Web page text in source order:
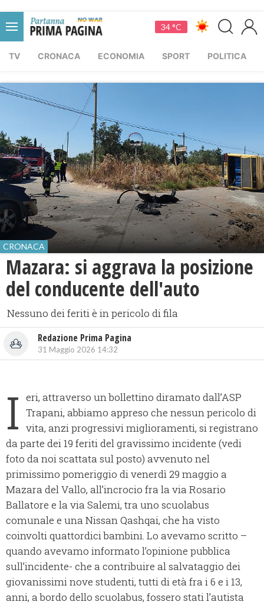
34 °C
TV CRONACA ECONOMIA SPORT POLITICA
CRONACA
Mazara: si aggrava la posizione
del conducente dell'auto
Nessuno dei feriti è in pericolo di fila
Redazione Prima Pagina
31 Maggio 2026 14:32
I eri, attraverso un bollettino diramato dall’ASP
Trapani, abbiamo appreso che nessun pericolo di
vita, anzi progressivi miglioramenti, si registrano
da parte dei 19 feriti del gravissimo incidente (vedi
foto da noi scattata sul posto) avvenuto nel
primissimo pomeriggio di venerdì 29 maggio a
Mazara del Vallo, all’incrocio fra la via Rosario
Ballatore e la via Salemi, tra uno scuolabus
comunale e una Nissan Qashqai, che ha visto
coinvolti quattordici bambini. Lo avevamo scritto –
quando avevamo informato l’opinione pubblica
sull’incidente- che a contribuire al salvataggio dei
giovanissimi nove studenti, tutti di età fra i 6 e i 13,
anni, a bordo dello scuolabus, fossero stati l’autista